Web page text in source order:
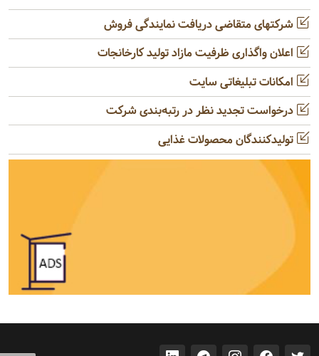
شرکتهای متقاضی دریافت نمایندگی فروش
اعلان واگذاری ظرفیت مازاد تولید کارخانجات
امکانات تبلیغاتی سایت
درخواست تجدید نظر در رتبه‌بندی شرکت
تولیدکنندگان محصولات غذایی